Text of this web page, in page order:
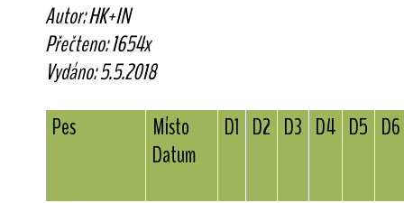
Autor: HK+IN
Přečteno: 1654x
Vydáno: 5.5.2018
Pes
Místo
Datum
D1 D2 D3 D4 D5 D6